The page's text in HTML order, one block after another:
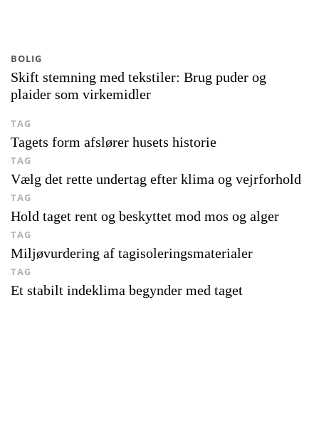
Skift stemning med tekstiler: Brug puder og
plaider som virkemidler
BOLIG
Tagets form afslører husets historie
TAG
Vælg det rette undertag efter klima og vejrforhold
TAG
Hold taget rent og beskyttet mod mos og alger
TAG
Miljøvurdering af tagisoleringsmaterialer
TAG
Et stabilt indeklima begynder med taget
TAG